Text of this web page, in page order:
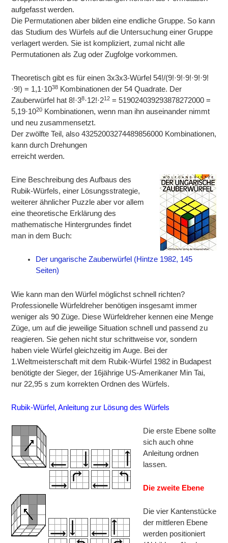
aufgefasst werden.
Die Permutationen aber bilden eine endliche Gruppe. So kann
das Studium des Würfels auf die Untersuchung einer Gruppe
verlagert werden. Sie ist kompliziert, zumal nicht alle
Permutationen als Zug oder Zugfolge vorkommen.
Theoretisch gibt es für einen 3x3x3-Würfel 54!/(9!·9!·9!·9!·9!
·9!) = 1,1·1038 Kombinationen der 54 Quadrate. Der
Zauberwürfel hat 8!·38·12!·212 = 519024039293878272000 =
5,19·1020 Kombinationen, wenn man ihn auseinander nimmt
und neu zusammensetzt.
Der zwölfte Teil, also 43252003274489856000 Kombinationen,
kann durch Drehungen
erreicht werden.
Eine Beschreibung des Aufbaus des
Rubik-Würfels, einer Lösungsstrategie,
weiterer ähnlicher Puzzle aber vor allem
eine theoretische Erklärung des
mathematische Hintergrundes findet
man in dem Buch:
Der ungarische Zauberwürfel (Hintze 1982, 145
Seiten)
Wie kann man den Würfel möglichst schnell richten?
Professionelle Würfeldreher benötigen insgesamt immer
weniger als 90 Züge. Diese Würfeldreher kennen eine Menge
Züge, um auf die jeweilige Situation schnell und passend zu
reagieren. Sie gehen nicht stur schrittweise vor, sondern
haben viele Würfel gleichzeitig im Auge. Bei der
1.Weltmeisterschaft mit dem Rubik-Würfel 1982 in Budapest
benötigte der Sieger, der 16jährige US-Amerikaner Min Tai,
nur 22,95 s zum korrekten Ordnen des Würfels.
Rubik-Würfel, Anleitung zur Lösung des Würfels
Die erste Ebene sollte
sich auch ohne
Anleitung ordnen
lassen.
Die zweite Ebene
Die vier Kantenstücke
der mittleren Ebene
werden positioniert